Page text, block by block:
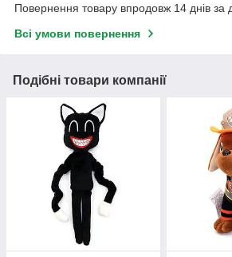
Повернення товару впродовж 14 днів за
Всі умови повернення
Подібні товари компанії